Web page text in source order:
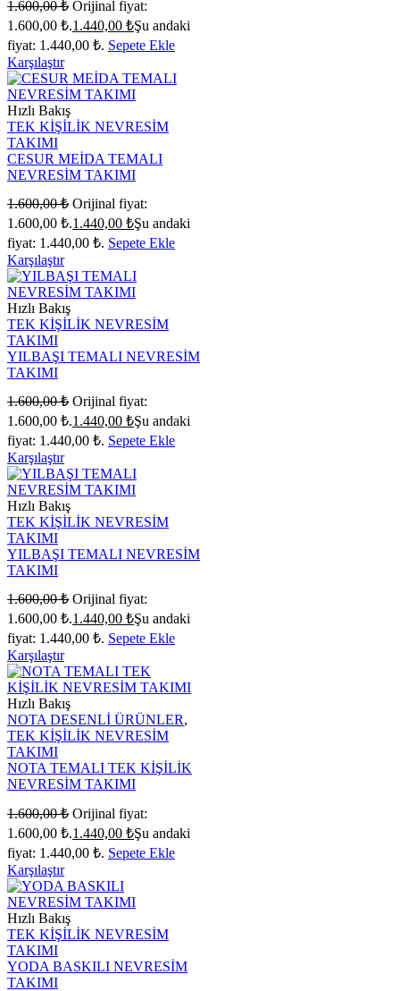
1.600,00₺ Orijinal fiyat:
1.600,00 ₺.1.440,00 ₺Şu andaki
fiyat: 1.440,00 ₺. Sepete Ekle
Karşılaştır
Hızlı Bakış
TEK KİŞİLİK NEVRESİM
TAKIMI
CESUR MEİDA TEMALI
NEVRESİM TAKIMI
1.600,00₺ Orijinal fiyat:
1.600,00 ₺.1.440,00 ₺Şu andaki
fiyat: 1.440,00 ₺. Sepete Ekle
Karşılaştır
Hızlı Bakış
TEK KİŞİLİK NEVRESİM
TAKIMI
YILBAŞI TEMALI NEVRESİM
TAKIMI
1.600,00₺ Orijinal fiyat:
1.600,00 ₺.1.440,00 ₺Şu andaki
fiyat: 1.440,00 ₺. Sepete Ekle
Karşılaştır
Hızlı Bakış
TEK KİŞİLİK NEVRESİM
TAKIMI
YILBAŞI TEMALI NEVRESİM
TAKIMI
1.600,00₺ Orijinal fiyat:
1.600,00 ₺.1.440,00 ₺Şu andaki
fiyat: 1.440,00 ₺. Sepete Ekle
Karşılaştır
Hızlı Bakış
NOTA DESENLİ ÜRÜNLER,
TEK KİŞİLİK NEVRESİM
TAKIMI
NOTA TEMALI TEK KİŞİLİK
NEVRESİM TAKIMI
1.600,00₺ Orijinal fiyat:
1.600,00 ₺.1.440,00 ₺Şu andaki
fiyat: 1.440,00 ₺. Sepete Ekle
Karşılaştır
Hızlı Bakış
TEK KİŞİLİK NEVRESİM
TAKIMI
YODA BASKILI NEVRESİM
TAKIMI